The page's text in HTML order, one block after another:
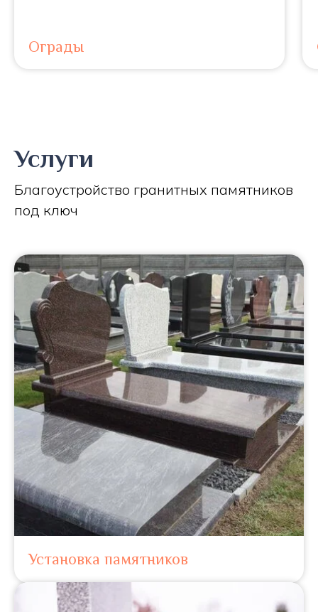
Ограды
Услуги
Благоустройство гранитных памятников
под ключ
Установка памятников